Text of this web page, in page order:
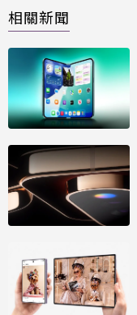
相關新聞